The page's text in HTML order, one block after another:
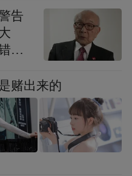
育情”校友联谊活动
济开发区、吕四港
游度假区分别就营
板块等情况进行详
告
误
赌出来的